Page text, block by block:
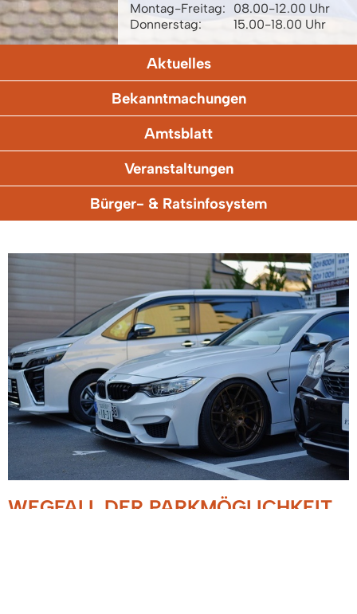
Montag-Freitag:
08.00-12.00 Uhr
Donnerstag:
15.00-18.00 Uhr
Aktuelles
Bekanntmachungen
Amtsblatt
Veranstaltungen
Bürger- & Ratsinfosystem
WEGFALL DER PARKMÖGLICHKEIT